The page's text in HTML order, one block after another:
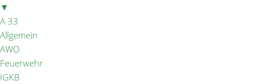
▼
A 33
Allgemein
AWO
Feuerwehr
IGKB